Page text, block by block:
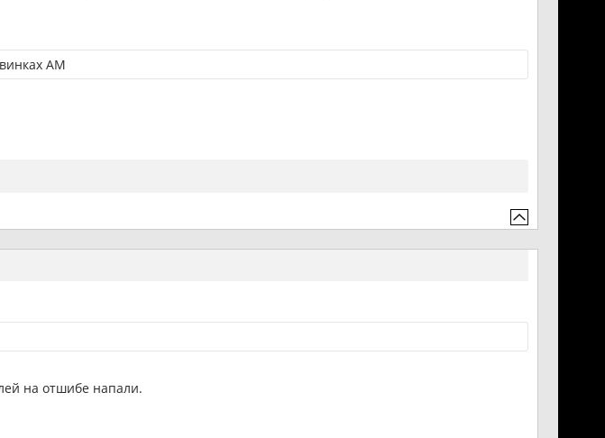
АМ
на отшибе напали.